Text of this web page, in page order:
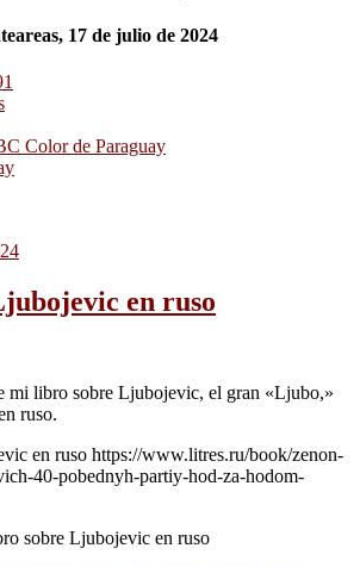
17 de julio de 2024
Color de Paraguay
en ruso
mi libro sobre Ljubojevic, el gran «Ljubo,»
ruso.
sobre Ljubojevic en ruso